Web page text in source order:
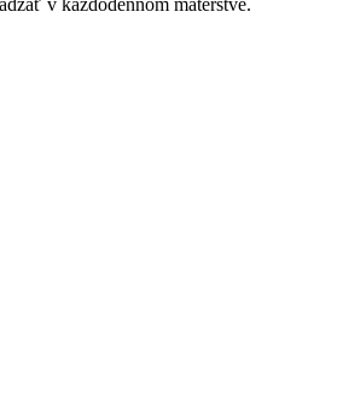
v každodennom materstve.